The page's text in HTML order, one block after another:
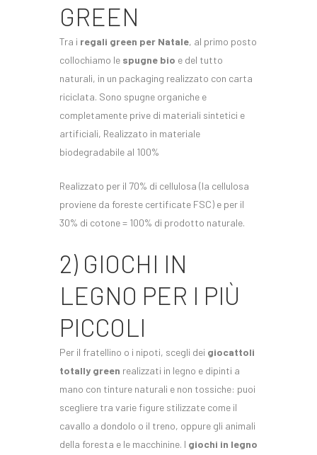
GREEN
Tra i regali green per Natale, al primo posto
collochiamo le spugne bio e del tutto
naturali, in un packaging realizzato con carta
riciclata. Sono spugne organiche e
completamente prive di materiali sintetici e
artificiali, Realizzato in materiale
biodegradabile al 100%
Realizzato per il 70% di cellulosa (la cellulosa
proviene da foreste certificate FSC) e per il
30% di cotone = 100% di prodotto naturale.
2) GIOCHI IN
LEGNO PER I PIÙ
PICCOLI
Per il fratellino o i nipoti, scegli dei giocattoli
totally green realizzati in legno e dipinti a
mano con tinture naturali e non tossiche: puoi
scegliere tra varie figure stilizzate come il
cavallo a dondolo o il treno, oppure gli animali
della foresta e le macchinine. I giochi in legno